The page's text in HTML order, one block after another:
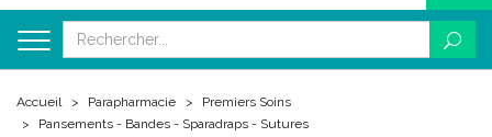
Accueil Parapharmacie
Premiers Soins
Pansements - Bandes - Sparadraps - Sutures